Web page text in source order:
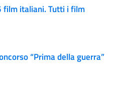
film italiani. Tutti i film
“Prima della guerra”